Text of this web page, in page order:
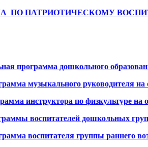
ПО ПАТРИОТИЧЕСКОМУ
программа дошкольного
музыкального руководителя
инструктора по физкультуре
воспитателей дошкольных
воспитателя группы раннего